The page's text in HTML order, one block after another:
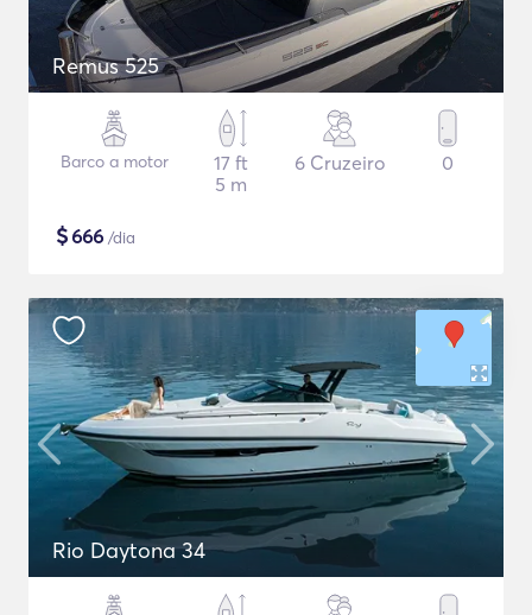
Remus 525
Barco a motor
17 ft
5 m
6 Cruzeiro 0
$666 /dia
Rio Daytona 34